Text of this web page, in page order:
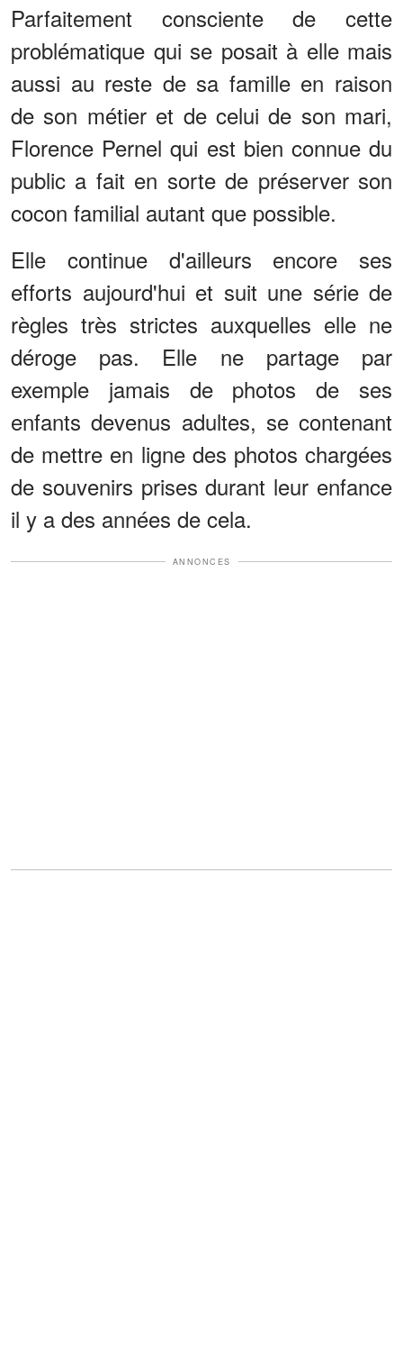
Parfaitement consciente de cette
problématique qui se posait à elle mais
aussi au reste de sa famille en raison
de son métier et de celui de son mari,
Florence Pernel qui est bien connue du
public a fait en sorte de préserver son
cocon familial autant que possible.
Elle continue d'ailleurs encore ses
efforts aujourd'hui et suit une série de
règles très strictes auxquelles elle ne
déroge pas. Elle ne partage par
exemple jamais de photos de ses
enfants devenus adultes, se contenant
de mettre en ligne des photos chargées
de souvenirs prises durant leur enfance
il y a des années de cela.
ANNONCES